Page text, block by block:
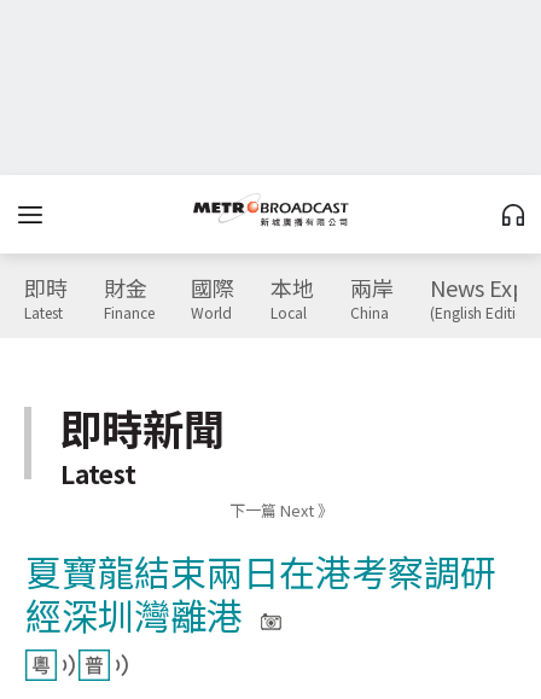
即時
Latest
財金
Finance
國際
World
本地
Local
兩岸
China
News
(English Edition)
即時新聞
Latest
下一篇 Next 》
夏寶龍結束兩日在港考察調研
經深圳灣離港